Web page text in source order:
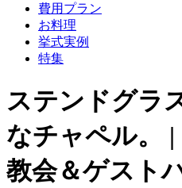
費用プラン
お料理
挙式実例
特集
ステンドグラ
なチャペル。
教会＆ゲスト